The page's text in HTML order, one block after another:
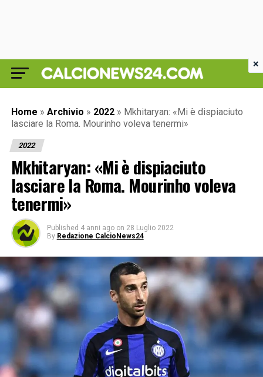
Home » Archivio » 2022 » Mkhitaryan: «Mi è dispiaciuto
lasciare la Roma. Mourinho voleva tenermi»
2022
Mkhitaryan: «Mi è dispiaciuto
lasciare la Roma. Mourinho voleva
tenermi»
Published 4 anni ago on 28 Luglio 2022
By Redazione CalcioNews24
×